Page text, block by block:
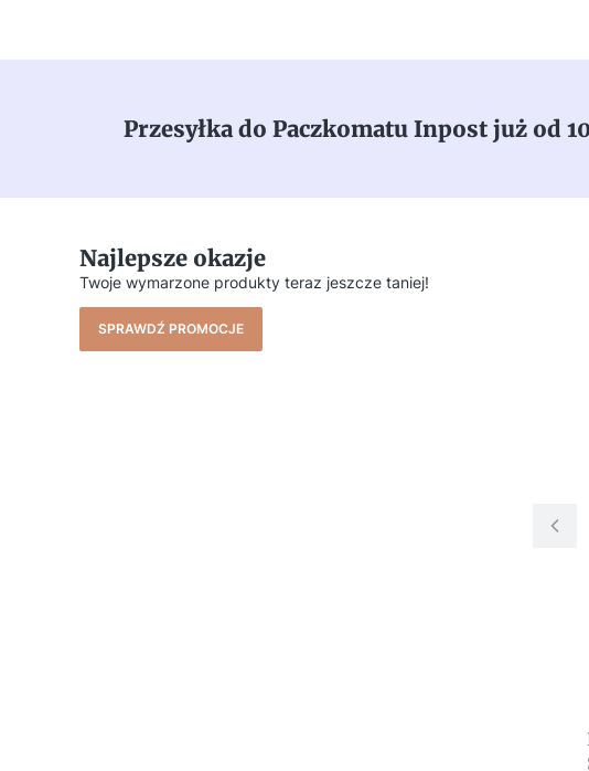
Przesyłka do Paczkomatu Inpost już od
Najlepsze okazje
Twoje wymarzone produkty teraz jeszcze taniej!
SPRAWDŹ PROMOCJE